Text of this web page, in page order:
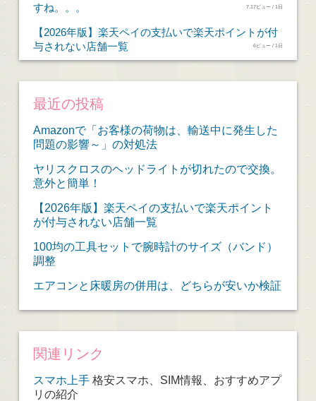
すね。。。
7.17ビュー / 1日
【2026年版】楽天ペイの支払いで楽天ポイントが付
与されない店舗一覧
6ビュー / 1日
最近の投稿
Amazonで「お客様の荷物は、輸送中に発生した
問題の影響～」の対処法
ヤリスクロスのヘッドライトが切れたので交換。
意外と簡単！
【2026年版】楽天ペイの支払いで楽天ポイント
が付与されない店舗一覧
100均の工具セットで腕時計のサイズ（バンド）
調整
エアコンと床暖房の併用は、どちらが安いか検証
関連リンク
スマホ上手格安スマホ、SIM情報、おすすめアプ
リの紹介